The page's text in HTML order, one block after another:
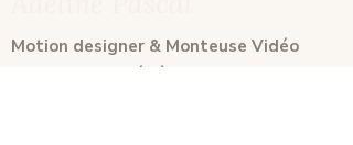
Motion designer & Monteuse Vidéo
Freelance - basée à Lyon,